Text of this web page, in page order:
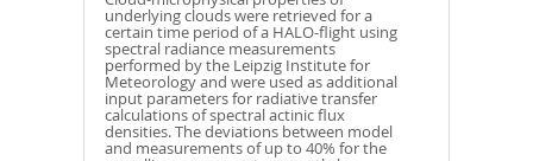
underlying clouds were retrieved for a
certain time period of a HALO-flight using
spectral radiance measurements
performed by the Leipzig Institute for
Meteorology and were used as additional
input parameters for radiative transfer
calculations of spectral actinic flux
densities. The deviations between model
and measurements of up to 40% for the